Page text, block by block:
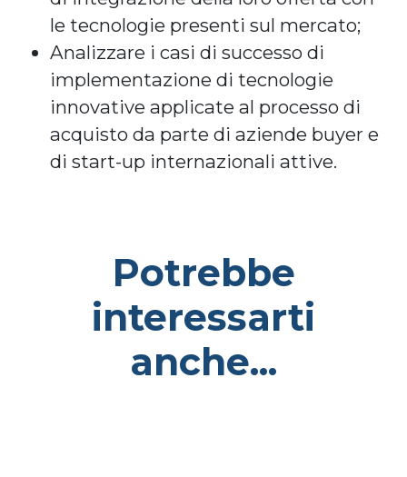
le tecnologie presenti sul mercato;
Analizzare i casi di successo di
implementazione di tecnologie
innovative applicate al processo di
acquisto da parte di aziende buyer e
di start-up internazionali attive.
Potrebbe
interessarti
anche...